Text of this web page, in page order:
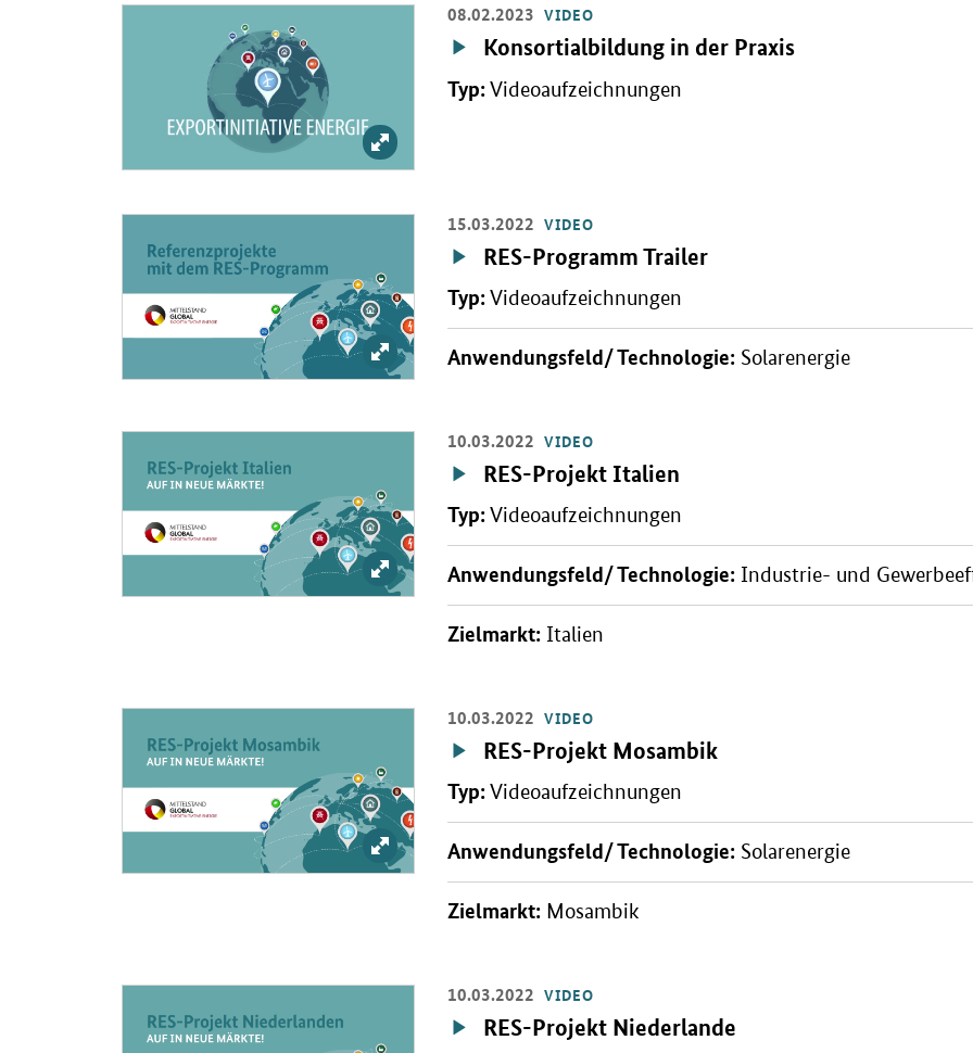
Bild vergrößern: Zum Video
08.02.2023 VIDEO
Video:
Konsortialbildung in der Praxis
Typ:Videoaufzeichnungen
Bild vergrößern: Referenzprojekte mit dem RES-Programm
15.03.2022 VIDEO
Video:
RES-Programm Trailer
Typ:Videoaufzeichnungen
Anwendungsfeld/ Technologie: Solarenergie
Bild vergrößern: Titelbild
10.03.2022 VIDEO
Video:
RES-Projekt Italien
Typ:Videoaufzeichnungen
Anwendungsfeld/ Technologie: Industrie- und
Zielmarkt: Italien
Bild vergrößern: Titelbild
10.03.2022 VIDEO
Video:
RES-Projekt Mosambik
Typ:Videoaufzeichnungen
Anwendungsfeld/ Technologie: Solarenergie
Zielmarkt: Mosambik
10.03.2022 VIDEO
Video:
RES-Projekt Niederlande